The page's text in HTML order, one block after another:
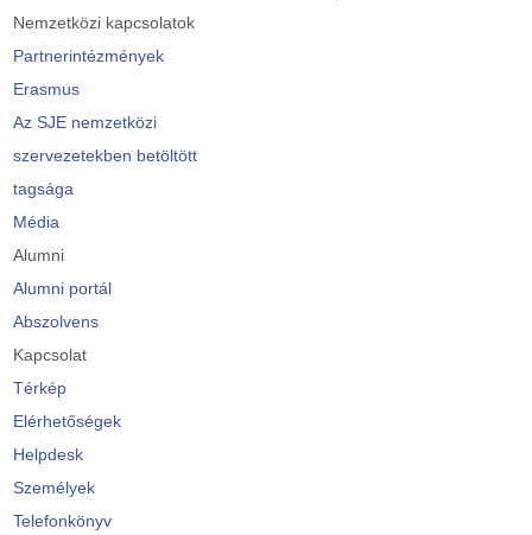
Nemzetközi kapcsolatok
Partnerintézmények
Erasmus
Az SJE nemzetközi
szervezetekben betöltött
tagsága
Média
Alumni
Alumni portál
Abszolvens
Kapcsolat
Térkép
Elérhetőségek
Helpdesk
Személyek
Telefonkönyv